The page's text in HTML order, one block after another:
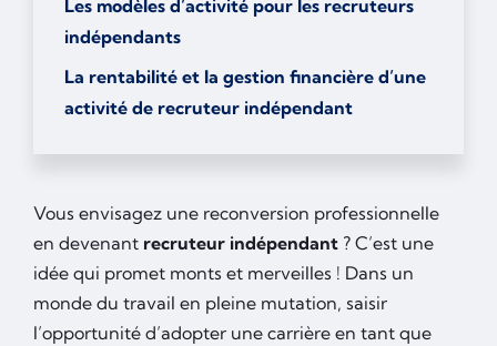
Les modèles d’activité pour les recruteurs
indépendants
La rentabilité et la gestion financière d’une
activité de recruteur indépendant
Vous envisagez une reconversion professionnelle
en devenant recruteur indépendant ? C’est une
idée qui promet monts et merveilles ! Dans un
monde du travail en pleine mutation, saisir
l’opportunité d’adopter une carrière en tant que